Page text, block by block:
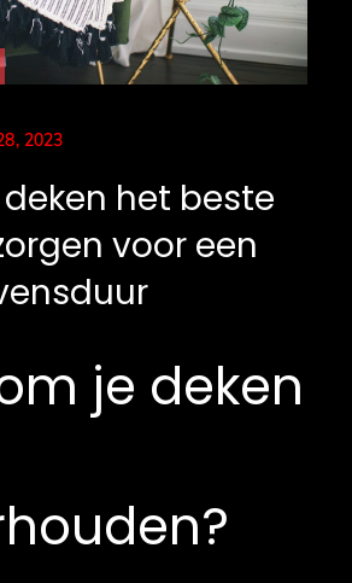
2023
deken het beste
voor een
je deken